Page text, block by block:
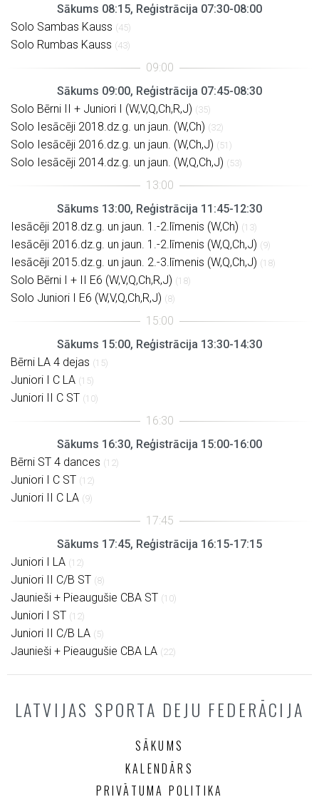
Sākums 08:15, Reģistrācija 07:30-08:00
Solo Sambas Kauss (45)
Solo Rumbas Kauss (43)
Sākums 09:00, Reģistrācija 07:45-08:30
Solo Bērni II + Juniori I (W,V,Q,Ch,R,J) (35)
Solo Iesācēji 2018.dz.g. un jaun. (W,Ch) (32)
Solo Iesācēji 2016.dz.g. un jaun. (W,Ch,J) (51)
Solo Iesācēji 2014.dz.g. un jaun. (W,Q,Ch,J) (53)
Sākums 13:00, Reģistrācija 11:45-12:30
Iesācēji 2018.dz.g. un jaun. 1.-2.līmenis (W,Ch) (13)
Iesācēji 2016.dz.g. un jaun. 1.-2.līmenis (W,Q,Ch,J) (9)
Iesācēji 2015.dz.g. un jaun. 2.-3.līmenis (W,Q,Ch,J) (18)
Solo Bērni I + II E6 (W,V,Q,Ch,R,J) (18)
Solo Juniori I E6 (W,V,Q,Ch,R,J) (8)
Sākums 15:00, Reģistrācija 13:30-14:30
Bērni LA 4 dejas (15)
Juniori I C LA (15)
Juniori II C ST (10)
Sākums 16:30, Reģistrācija 15:00-16:00
Bērni ST 4 dances (12)
Juniori I C ST (12)
Juniori II C LA (9)
Sākums 17:45, Reģistrācija 16:15-17:15
Juniori I LA (12)
Juniori II C/B ST (8)
Jaunieši + Pieaugušie CBA ST (10)
Juniori I ST (12)
Juniori II C/B LA (5)
Jaunieši + Pieaugušie CBA LA (22)
LATVIJAS SPORTA DEJU FEDERĀCIJA
SĀKUMS
KALENDĀRS
PRIVĀTUMA POLITIKA